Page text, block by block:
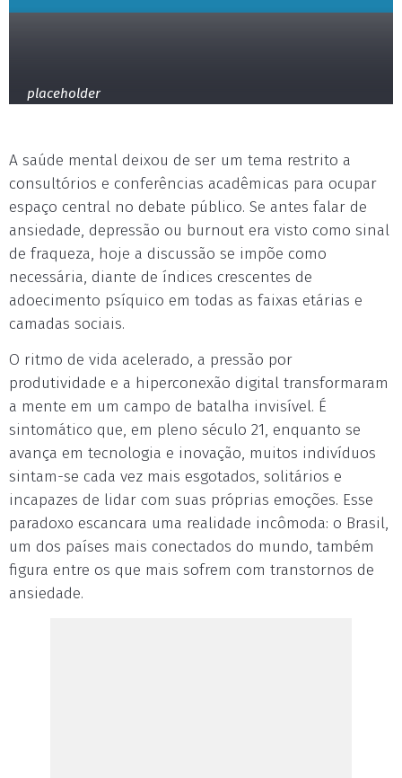
placeholder
A saúde mental deixou de ser um tema restrito a
consultórios e conferências acadêmicas para ocupar
espaço central no debate público. Se antes falar de
ansiedade, depressão ou burnout era visto como sinal
de fraqueza, hoje a discussão se impõe como
necessária, diante de índices crescentes de
adoecimento psíquico em todas as faixas etárias e
camadas sociais.
O ritmo de vida acelerado, a pressão por
produtividade e a hiperconexão digital transformaram
a mente em um campo de batalha invisível. É
sintomático que, em pleno século 21, enquanto se
avança em tecnologia e inovação, muitos indivíduos
sintam-se cada vez mais esgotados, solitários e
incapazes de lidar com suas próprias emoções. Esse
paradoxo escancara uma realidade incômoda: o Brasil,
um dos países mais conectados do mundo, também
figura entre os que mais sofrem com transtornos de
ansiedade.